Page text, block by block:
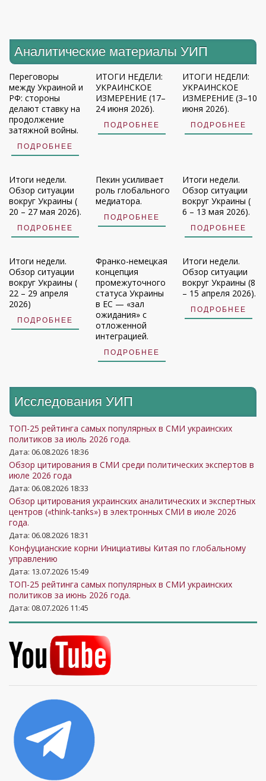
Аналитические материалы УИП
Переговоры
между Украиной и
РФ: стороны
делают ставку на
продолжение
затяжной войны.
ПОДРОБНЕЕ
ИТОГИ НЕДЕЛИ:
УКРАИНСКОЕ
ИЗМЕРЕНИЕ (17–
24 июня 2026).
ПОДРОБНЕЕ
ИТОГИ НЕДЕЛИ:
УКРАИНСКОЕ
ИЗМЕРЕНИЕ (3–10
июня 2026).
ПОДРОБНЕЕ
Итоги недели.
Обзор ситуации
вокруг Украины (
20 – 27 мая 2026).
ПОДРОБНЕЕ
Пекин усиливает
роль глобального
медиатора.
ПОДРОБНЕЕ
Итоги недели.
Обзор ситуации
вокруг Украины (
6 – 13 мая 2026).
ПОДРОБНЕЕ
Итоги недели.
Обзор ситуации
вокруг Украины (
22 – 29 апреля
2026)
ПОДРОБНЕЕ
Франко-немецкая
концепция
промежуточного
статуса Украины
в ЕС — «зал
ожидания» с
отложенной
интеграцией.
ПОДРОБНЕЕ
Итоги недели.
Обзор ситуации
вокруг Украины (8
– 15 апреля 2026).
ПОДРОБНЕЕ
Исследования УИП
ТОП-25 рейтинга самых популярных в СМИ украинских
политиков за июль 2026 года.
Дата: 06.08.2026 18:36
Обзор цитирования в СМИ среди политических экспертов в
июле 2026 года
Дата: 06.08.2026 18:33
Обзор цитирования украинских аналитических и экспертных
центров («think-tanks») в электронных СМИ в июле 2026
года.
Дата: 06.08.2026 18:31
Конфуцианские корни Инициативы Китая по глобальному
управлению
Дата: 13.07.2026 15:49
ТОП-25 рейтинга самых популярных в СМИ украинских
политиков за июнь 2026 года.
Дата: 08.07.2026 11:45